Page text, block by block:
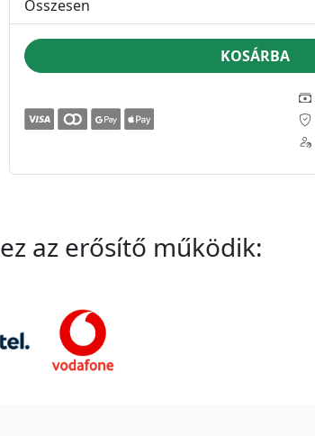
Összesen
KOSÁRBA
ez az erősítő működik: